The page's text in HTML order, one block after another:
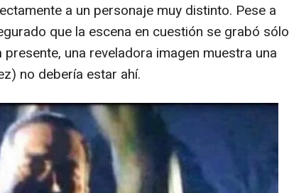
a un personaje muy distinto. Pese a
que la escena en cuestión se grabó sólo
presente, una reveladora imagen muestra una
no debería estar ahí.